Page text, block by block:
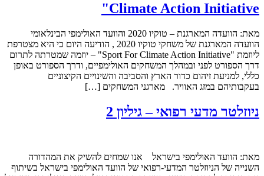
Climate Action Initiative"
מאת: הוועדה המארגנת – טוקיו 2020 והוועד האולימפי הבינלאומי
הוועדה המארגנת של משחקי טוקיו 2020 , הודיעה היום כי היא מצטרפת
ליוזמת "Sport For Climate Action Initiative" – יוזמה שמטרתה לתרום
דרך הספורט לפני ובמהלך המשחקים האולימפיים, ודרך הספורט באופן
כללי, למניעת זיהום כדור הארץ והסביבה והשינויים הקיצוניים
בעקבותיהם במזג האוויר. מארגני המשחקים […]
ניוזלטר מדעי רפואי – גיליון 2
מאת: הוועד האולימפי בישראל אנו שמחים להשיק את המהדורה
השנייה של הניוזלטר המדעי-רפואי של הוועד האולימפי בישראל בשיתוף